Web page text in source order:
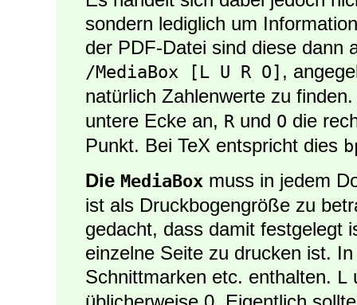
sondern lediglich um
der PDF-Datei sind diese dann
/MediaBox [L U R O] ,
natürlich Zahlenwerte zu
untere Ecke an, R und O die
Punkt. Bei TeX entspricht dies
Die MediaBox muss in jedem
ist als Druckbogengröße zu
gedacht, dass damit festgelegt
einzelne Seite zu drucken ist.
Schnittmarken etc. enthalten. L